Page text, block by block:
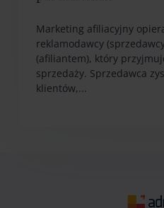
Marketing afiliacyjny
reklamodawcy
(afiliantem), który
sprzedaży. Sprzedawca
klientów,...